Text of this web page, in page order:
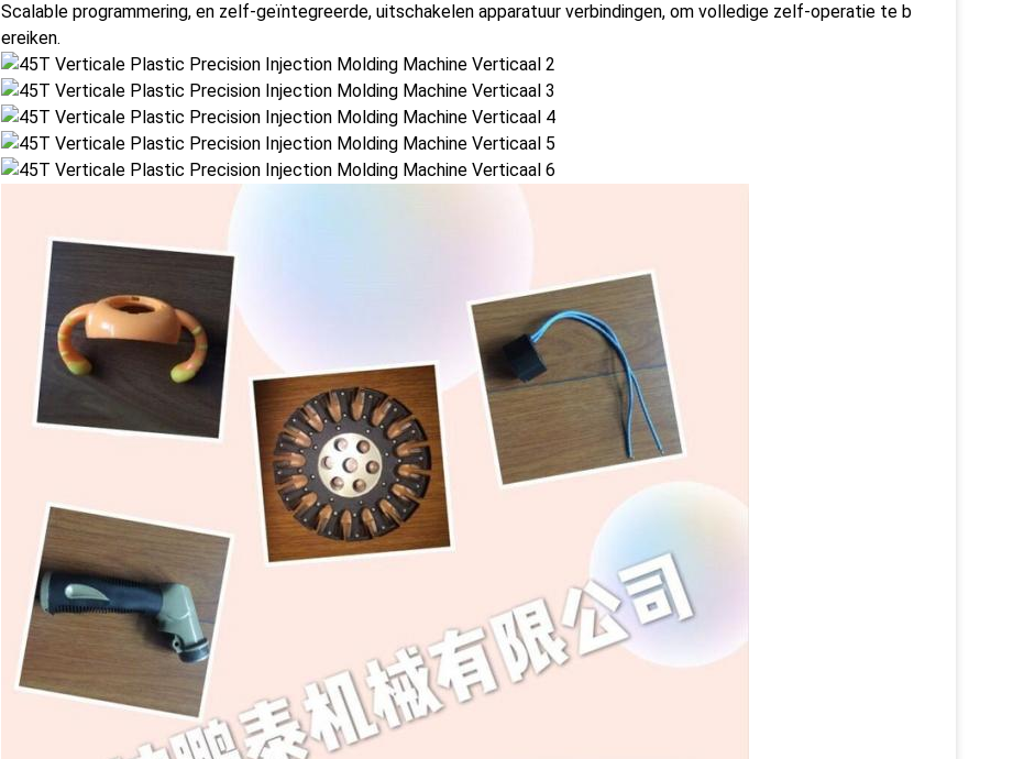
Scalable programmering, en zelf-geïntegreerde, uitschakelen apparatuur verbindingen, om volledige zelf-operatie te b
ereiken.